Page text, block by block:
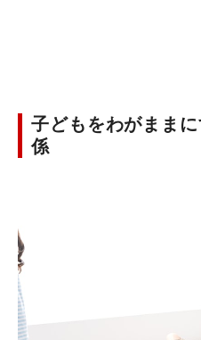
子どもをわがまま
係